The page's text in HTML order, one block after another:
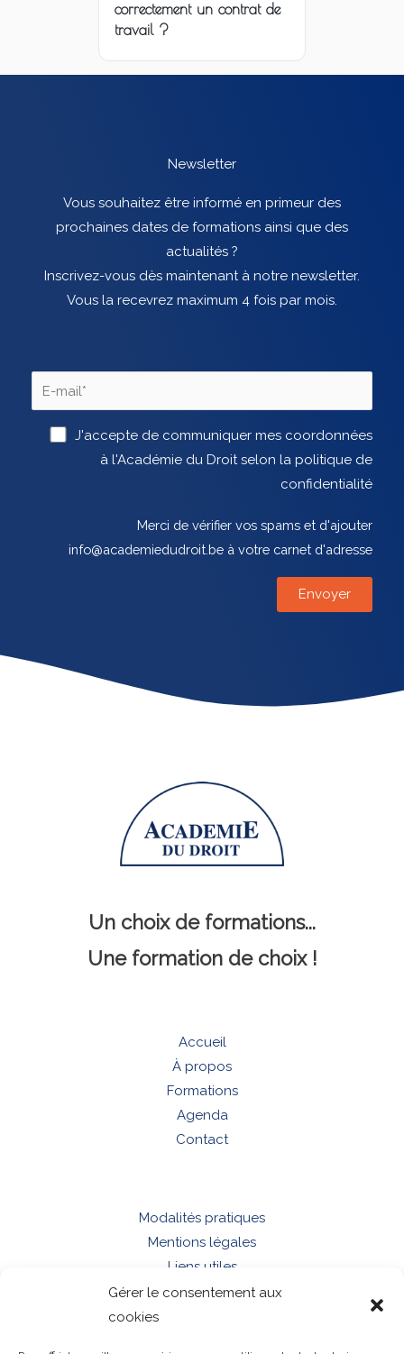
Gérer le consentement aux
cookies
correctement un contrat de
travail ?
Newsletter
Vous souhaitez être informé en primeur des
prochaines dates de formations ainsi que des
actualités ?
Inscrivez-vous dès maintenant à notre newsletter.
Vous la recevrez maximum 4 fois par mois.
J'accepte de communiquer mes coordonnées
à l'Académie du Droit selon la politique de
confidentialité
Merci de vérifier vos spams et d'ajouter
info@academiedudroit.be à votre carnet d'adresse
Un choix de formations...
Une formation de choix !
Accueil
À propos
Formations
Agenda
Contact
Modalités pratiques
Mentions légales
Liens utiles